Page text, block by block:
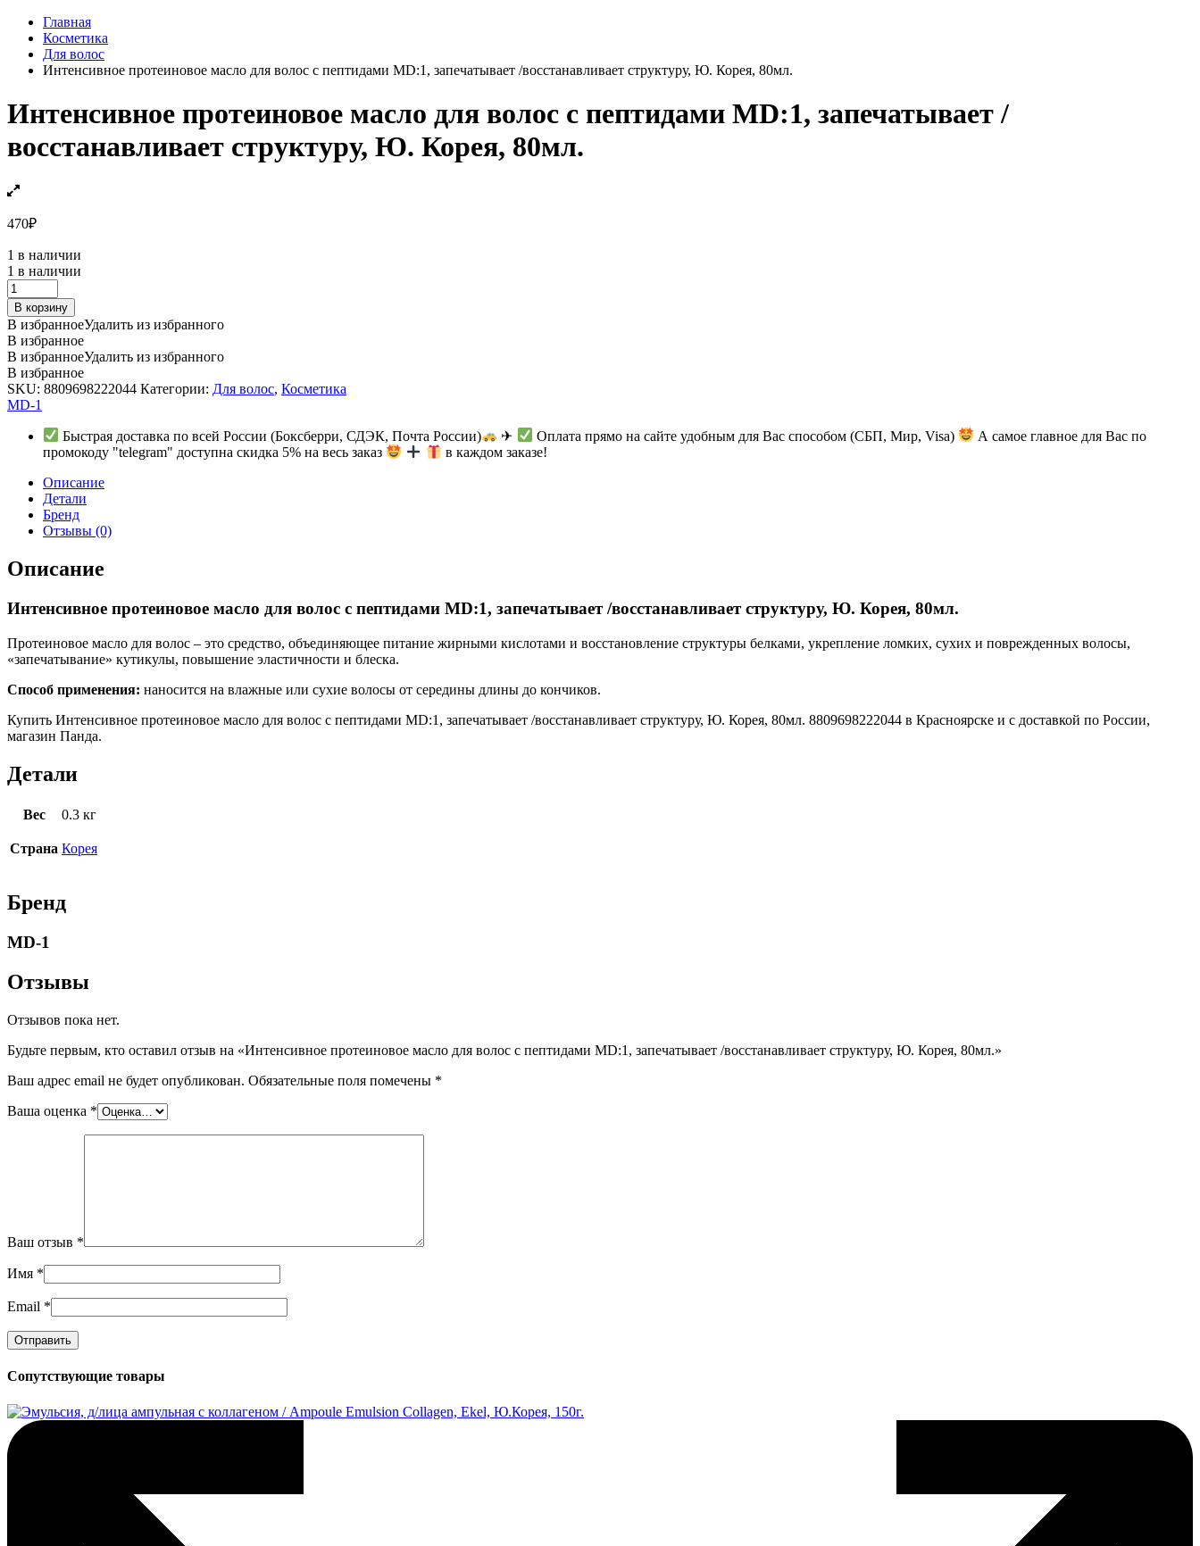
Главная
Косметика
Для волос
Интенсивное протеиновое масло для волос с пептидами MD:1, запечатывает /восстанавливает структуру, Ю. Корея, 80мл.
Интенсивное протеиновое масло для волос с пептидами MD:1, запечатывает /
восстанавливает структуру, Ю. Корея, 80мл.
470₽
1 в наличии
1 в наличии
Интенсивное
протеиновое
масло
для
волос
с
пептидами
MD:1,
запечатывает
восстанавливает
структуру,
Корея,
80мл.
quantity
В корзину
В избранноеУдалить из избранного
В избранное
В избранноеУдалить из избранного
В избранное
SKU: 8809698222044 Категории: Для волос, Косметика
MD-1
Быстрая доставка по всей России (Боксберри, СДЭК, Почта России) ✈ Оплата прямо на сайте удобным для Вас способом (СБП, Мир, Visa)
А самое главное для Вас по
промокоду "telegram" доступна скидка 5% на весь заказ
в каждом заказе!
Описание
Детали
Бренд
Отзывы (0)
Описание
Интенсивное протеиновое масло для волос с пептидами MD:1, запечатывает /восстанавливает структуру, Ю. Корея, 80мл.
Протеиновое масло для волос – это средство, объединяющее питание жирными кислотами и восстановление структуры белками, укрепление ломких, сухих и поврежденных волосы,
«запечатывание» кутикулы, повышение эластичности и блеска.
Способ применения: наносится на влажные или сухие волосы от середины длины до кончиков.
Купить Интенсивное протеиновое масло для волос с пептидами MD:1, запечатывает /восстанавливает структуру, Ю. Корея, 80мл. 8809698222044 в Красноярске и с доставкой по России,
магазин Панда.
Детали
Вес 0.3 кг
Страна Корея
Бренд
MD-1
Отзывы
Отзывов пока нет.
Будьте первым, кто оставил отзыв на «Интенсивное протеиновое масло для волос с пептидами MD:1, запечатывает /восстанавливает структуру, Ю. Корея, 80мл.»
Ваш адрес email не будет опубликован. Обязательные поля помечены *
Ваша оценка *
Ваш отзыв *
Имя *
Email *
Сопутствующие товары